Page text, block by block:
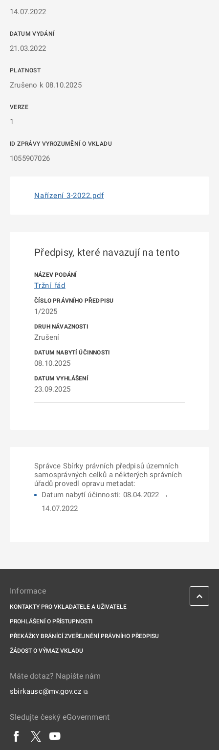
14.07.2022
DATUM VYDÁNÍ
21.03.2022
PLATNOST
Zrušeno k 08.10.2025
VERZE
1
ID ZPRÁVY VYROZUMĚNÍ O VKLADU
1055907026
Nařízení 3-2022.pdf
Předpisy, které navazují na tento
Tržní řád
1/2025
Zrušení
08.10.2025
23.09.2025
Správce Sbírky právních předpisů územních
samosprávných celků a některých správních
úřadů provedl opravu metadat:
Datum nabytí účinnosti:08.04.2022→
14.07.2022
Informace
KONTAKTY PRO VKLADATELE A UŽIVATELE
PROHLÁŠENÍ O PŘÍSTUPNOSTI
PŘEKÁŽKY BRÁNÍCÍ ZVEŘEJNĚNÍ PRÁVNÍHO PŘEDPISU
ŽÁDOST O VÝMAZ VKLADU
Máte dotaz? Napište nám
sbirkausc@mv.gov.cz ⧉
Sledujte český eGovernment